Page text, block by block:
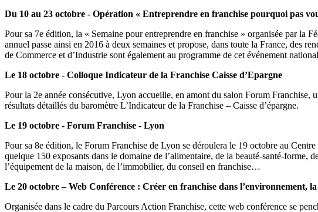
Du 10 au 23 octobre - Opération « Entreprendre en franchise pourquoi pas
Pour sa 7e édition, la « Semaine pour entreprendre en franchise » organisée par la
annuel passe ainsi en 2016 à deux semaines et propose, dans toute la France, des
de Commerce et d’Industrie sont également au programme de cet événement
Le 18 octobre - Colloque Indicateur de la Franchise Caisse d’Epargne
Pour la 2e année consécutive, Lyon accueille, en amont du salon Forum
résultats détaillés du baromètre L’Indicateur de la Franchise – Caisse d’épargne.
Le 19 octobre - Forum Franchise - Lyon
Pour sa 8e édition, le Forum Franchise de Lyon se déroulera le 19 octobre au
quelque 150 exposants dans le domaine de l’alimentaire, de la beauté-santé-forme,
l’équipement de la maison, de l’immobilier, du conseil en franchise…
Le 20 octobre – Web Conférence : Créer en franchise dans l’environnement,
Organisée dans le cadre du Parcours Action Franchise, cette web conférence se